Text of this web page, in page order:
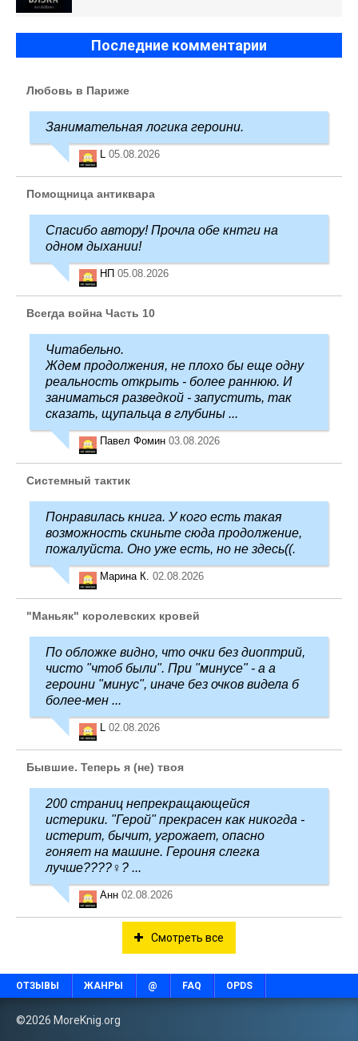
Последние комментарии
Любовь в Париже
Занимательная логика героини.
L 05.08.2026
Помощница антиквара
Спасибо автору! Прочла обе кнтги на
одном дыхании!
НП 05.08.2026
Всегда война Часть 10
Читабельно.
Ждем продолжения, не плохо бы еще одну
реальность открыть - более раннюю. И
заниматься разведкой - запустить, так
сказать, щупальца в глубины ...
Павел Фомин 03.08.2026
Системный тактик
Понравилась книга. У кого есть такая
возможность скиньте сюда продолжение,
пожалуйста. Оно уже есть, но не здесь((.
Марина К. 02.08.2026
"Маньяк" королевских кровей
По обложке видно, что очки без диоптрий,
чисто "чтоб были". При "минусе" - а а
героини "минус", иначе без очков видела б
более-мен ...
L 02.08.2026
Бывшие. Теперь я (не) твоя
200 страниц непрекращающейся
истерики. "Герой" прекрасен как никогда -
истерит, бычит, угрожает, опасно
гоняет на машине. Героиня слегка
лучше????‍♀️? ...
Анн 02.08.2026
Смотреть все
ОТЗЫВЫ ЖАНРЫ @ FAQ OPDS
©2026 MoreKnig.org